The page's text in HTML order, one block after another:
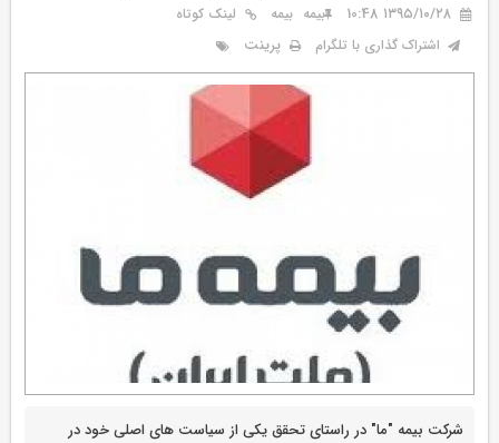
۱۳۹۵/۱۰/۲۸ 10:48 بيمه بیمه
لینک کوتاه
اشتراک گذاری با تلگرام
پرینت
شرکت بیمه "ما" در راستای تحقق یکی از سیاست های اصلی خود در